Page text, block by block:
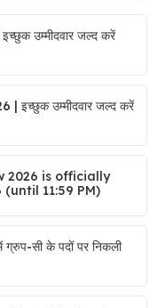
उम्मीदवार जल्द करें
उम्मीदवार जल्द करें
2026 is officially
11:59 PM)
सी के पदों पर निकली